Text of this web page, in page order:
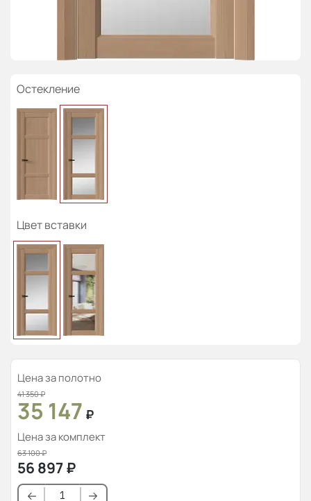
Остекление
Цвет вставки
Цена за полотно
41 350₽
35 147 ₽
Цена за комплект
63 100₽
56 897₽